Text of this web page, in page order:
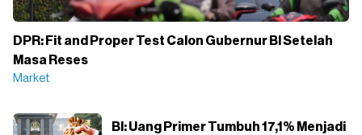
DPR: Fit and Proper Test Calon Gubernur BI Setelah
Masa Reses
Market
BI: Uang Primer Tumbuh 17,1% Menjadi